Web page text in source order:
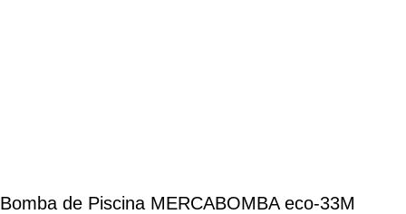
Bomba de Piscina MERCABOMBA eco-33M